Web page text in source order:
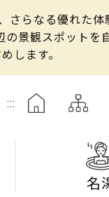
らなる優れた
景観スポットを
します。
:::
名